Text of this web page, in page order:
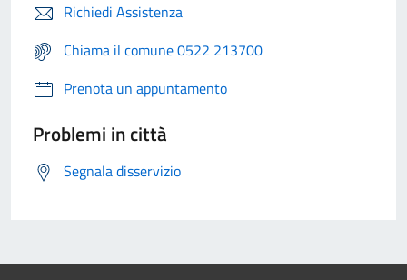
Richiedi Assistenza
Chiama il comune 0522 213700
Prenota un appuntamento
Problemi in città
Segnala disservizio